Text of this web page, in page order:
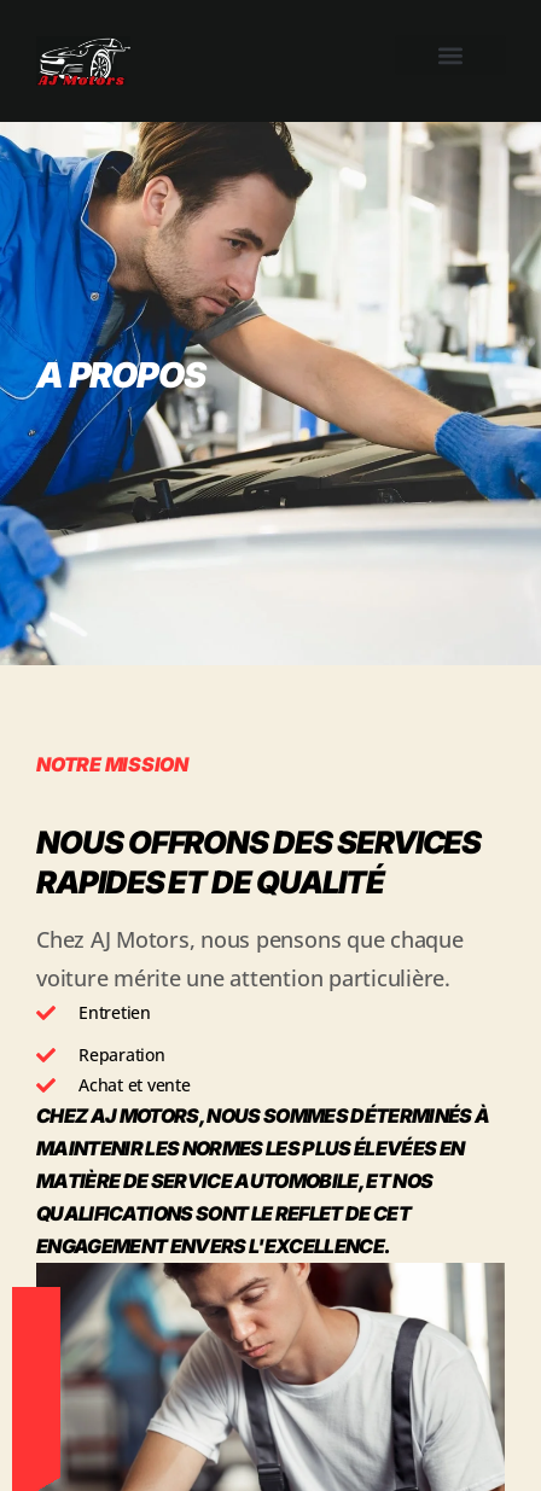
A PROPOS
NOTRE MISSION
NOUS OFFRONS DES SERVICES
RAPIDES ET DE QUALITÉ
Chez AJ Motors, nous pensons que chaque
voiture mérite une attention particulière.
Entretien
Reparation
Achat et vente
CHEZ AJ MOTORS, NOUS SOMMES DÉTERMINÉS À
MAINTENIR LES NORMES LES PLUS ÉLEVÉES EN
MATIÈRE DE SERVICE AUTOMOBILE, ET NOS
QUALIFICATIONS SONT LE REFLET DE CET
ENGAGEMENT ENVERS L'EXCELLENCE.